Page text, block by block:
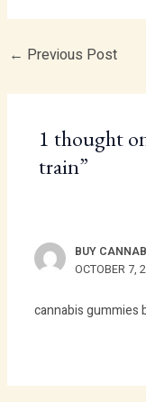
← Previous Post
1 thought
train”
BUY
OCTOBER 7,
cannabis gummies